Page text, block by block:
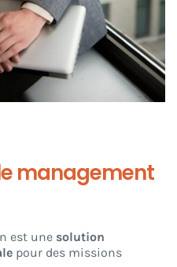
management
est une solution
pour des missions